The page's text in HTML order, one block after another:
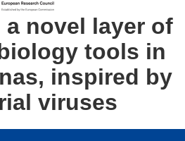
novel layer of
tools in
inspired by
viruses